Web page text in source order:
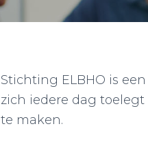
Stichting ELBHO is
zich iedere dag
te maken.